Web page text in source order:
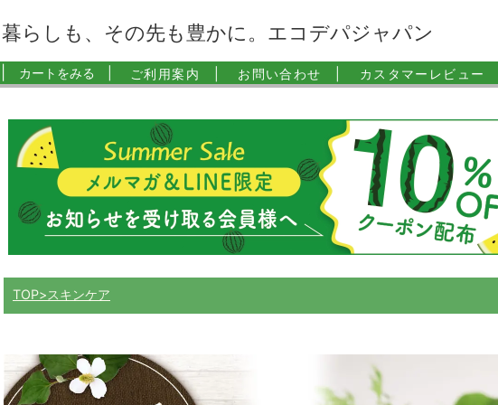
暮らしも、その先も豊かに。エコデパジャパン
カートをみる | ご利用案内 | お問い合わせ | カスタマーレビュー |
TOP スキンケア